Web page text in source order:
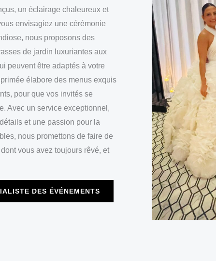
un éclairage chaleureux et
envisagiez une cérémonie
nous proposons des
de jardin luxuriantes aux
peuvent être adaptés à votre
élabore des menus exquis
pour que vos invités se
Avec un service exceptionnel,
et une passion pour la
nous promettons de faire de
vous avez toujours rêvé, et
DES ÉVÉNEMENTS